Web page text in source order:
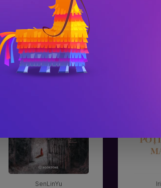
Gala Premilor Literare
Bookzone 2025
SenLinYu